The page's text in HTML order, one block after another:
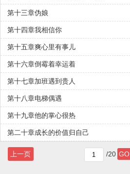
第十三章伪娘
第十四章我相信你
第十五章爽心里有事儿
第十六章倒霉着幸运着
第十七章加班遇到贵人
第十八章电梯偶遇
第十九章他的掌心很热
第二十章成长的价值归自己
上一页 /20 GO